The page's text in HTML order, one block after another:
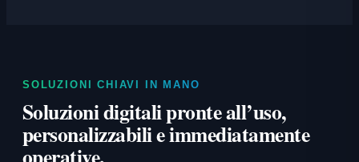
SOLUZIONI CHIAVI IN MANO
Soluzioni digitali pronte all’uso,
personalizzabili e immediatamente